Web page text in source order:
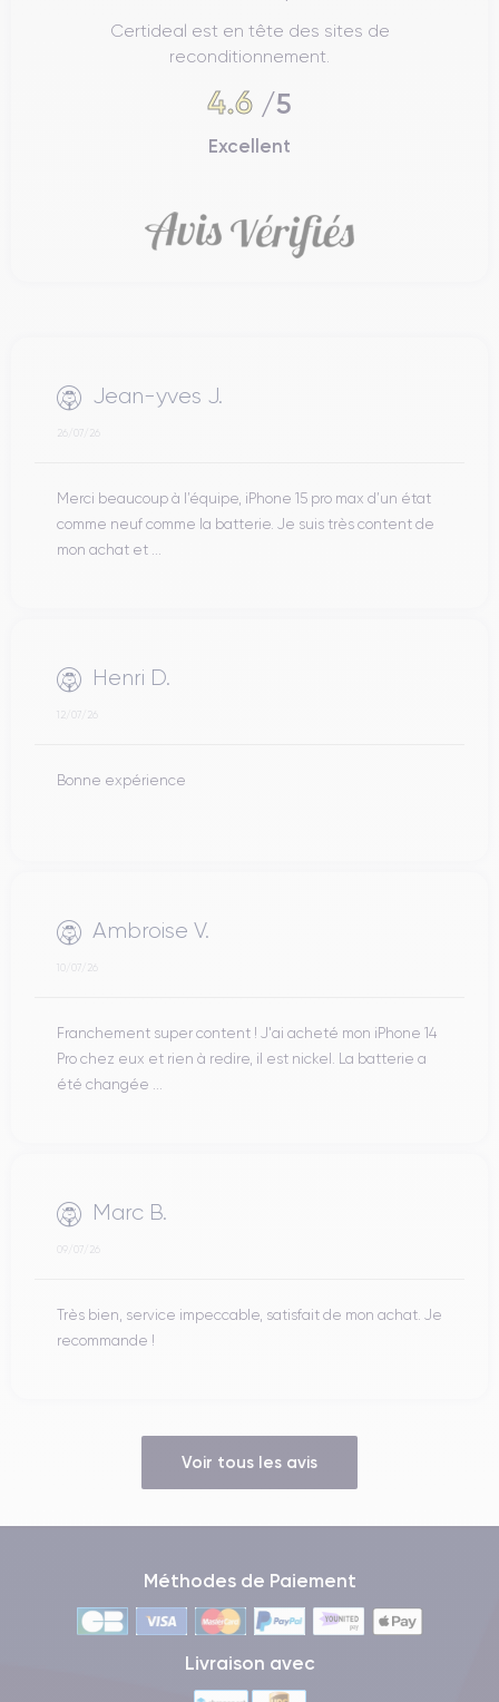
Certideal est en tête des sites de
reconditionnement.
4.6 /5
Excellent
Jean-yves J.
26/07/26
Merci beaucoup à l’équipe, iPhone 15 pro max d’un état
comme neuf comme la batterie. Je suis très content de
mon achat et ...
Henri D.
12/07/26
Bonne expérience
Ambroise V.
10/07/26
Franchement super content ! J'ai acheté mon iPhone 14
Pro chez eux et rien à redire, il est nickel. La batterie a
été changée ...
Marc B.
09/07/26
Très bien, service impeccable, satisfait de mon achat. Je
recommande !
Voir tous les avis
Méthodes de Paiement
Livraison avec